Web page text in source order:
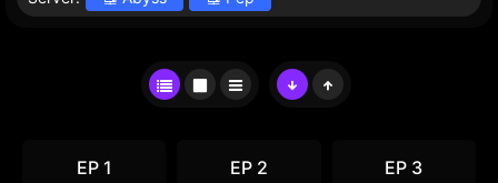
EP 1 EP 2 EP 3